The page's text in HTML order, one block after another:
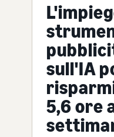
sull'IA
5,6 ore